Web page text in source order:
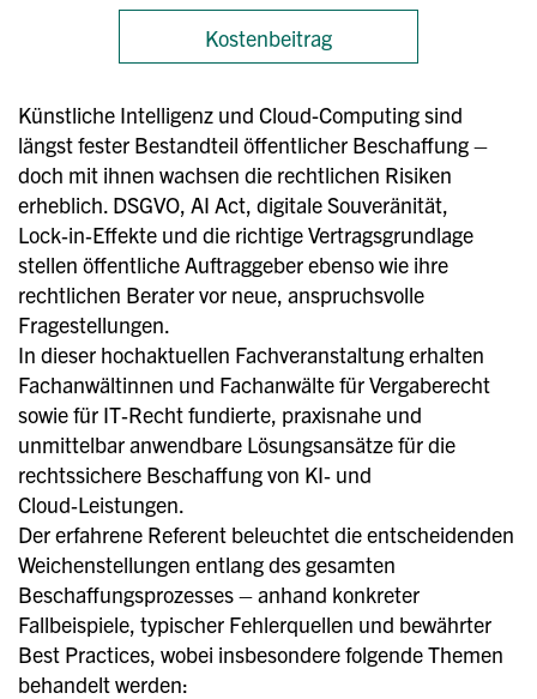
Kostenbeitrag
Künstliche Intelligenz und Cloud-Computing sind
längst fester Bestandteil öffentlicher Beschaffung –
doch mit ihnen wachsen die rechtlichen Risiken
erheblich. DSGVO, AI Act, digitale Souveränität,
Lock‑in‑Effekte und die richtige Vertragsgrundlage
stellen öffentliche Auftraggeber ebenso wie ihre
rechtlichen Berater vor neue, anspruchsvolle
Fragestellungen.
In dieser hochaktuellen Fachveranstaltung erhalten
Fachanwältinnen und Fachanwälte für Vergaberecht
sowie für IT‑Recht fundierte, praxisnahe und
unmittelbar anwendbare Lösungsansätze für die
rechtssichere Beschaffung von KI‑ und
Cloud‑Leistungen.
Der erfahrene Referent beleuchtet die entscheidenden
Weichenstellungen entlang des gesamten
Beschaffungsprozesses – anhand konkreter
Fallbeispiele, typischer Fehlerquellen und bewährter
Best Practices, wobei insbesondere folgende Themen
behandelt werden: